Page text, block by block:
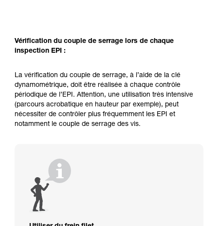
Vérification du couple de serrage lors de chaque
inspection EPI :
La vérification du couple de serrage, à l’aide de la clé
dynamométrique, doit être réalisée à chaque contrôle
périodique de l’EPI. Attention, une utilisation très intensive
(parcours acrobatique en hauteur par exemple), peut
nécessiter de contrôler plus fréquemment les EPI et
notamment le couple de serrage des vis.